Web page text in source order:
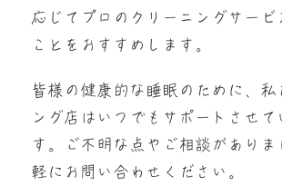
応じてプロのクリーニングサービ
ことをおすすめします。
皆様の健康的な睡眠のために、私
ング店はいつでもサポートさせて
す。ご不明な点やご相談がありま
軽にお問い合わせください。